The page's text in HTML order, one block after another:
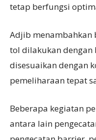
tetap berfungsi
Adjib menambahkan
tol dilakukan dengan
disesuaikan dengan
pemeliharaan tepat
Beberapa kegiatan
antara lain